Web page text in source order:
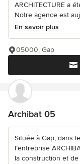
ARCHITECTURE a
Notre agence est
En savoir plus
05000, Gap
Archibat 05
Située à Gap, dans
l’entreprise
la construction et de